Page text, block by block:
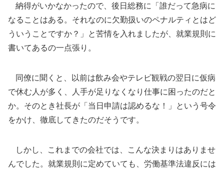
納得がいかなかったので、後日総務に「誰だって急病に
なることはある。それなのに欠勤扱いのペナルティとはど
ういうことですか？」と苦情を入れましたが、就業規則に
書いてあるの一点張り。
同僚に聞くと、以前は飲み会やテレビ観戦の翌日に仮病
で休む人が多く、人手が足りなくなり仕事に困ったのだと
か。そのとき社長が「当日申請は認めるな！」という号令
をかけ、徹底してきたのだそうです。
しかし、これまでの会社では、こんな決まりはありませ
んでした。就業規則に定めていても、労働基準法違反には